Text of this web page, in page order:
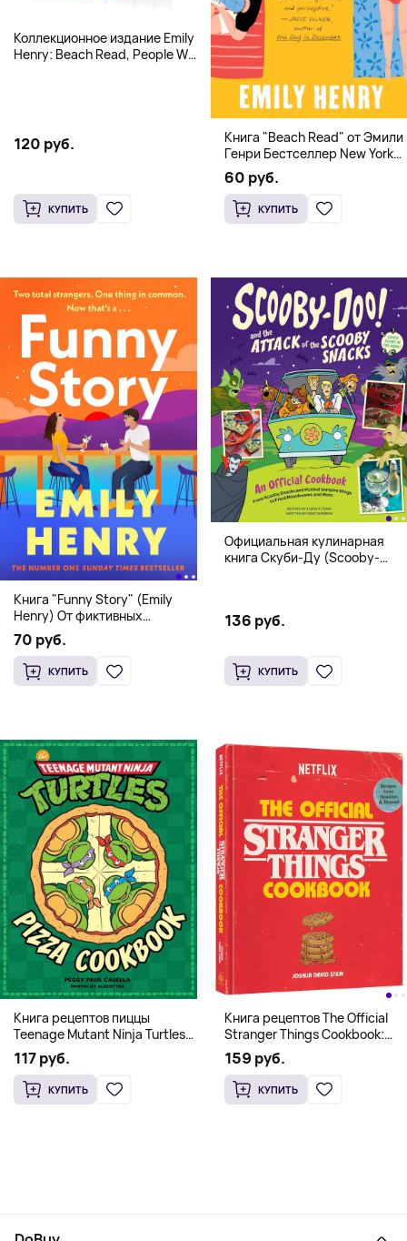
Коллекционное издание Emily
Henry: Beach Read, People We
120 руб.
КУПИТЬ
Книга "Beach Read" от Эмили
Генри Бестселлер New York
Times
60 руб.
КУПИТЬ
Книга "Funny Story" (Emily
Henry) От фиктивных
свиданий к реальной любви
70 руб.
КУПИТЬ
Официальная кулинарная
книга Скуби-Ду (Scooby-
136 руб.
КУПИТЬ
Книга рецептов пиццы
Teenage Mutant Ninja Turtles
Pizza Cookbook (На
английском)
117 руб.
КУПИТЬ
Книга рецептов The Official
Stranger Things Cookbook:
Recipes from Hawkins and
Beyond (На английском)
159 руб.
КУПИТЬ